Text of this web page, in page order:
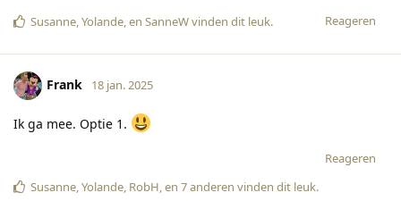
Reageren
Susanne,Yolande, en SanneWvinden dit leuk.
Frank 18 jan. 2025
Ik ga mee. Optie 1.
Reageren
Susanne,Yolande, RobH, en 7anderen vinden dit leuk.